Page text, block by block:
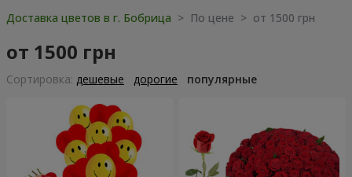
Доставка цветов в г. Бобрица > По цене > от 1500 грн
от 1500 грн
Cортировка: дешевые дорогие популярные